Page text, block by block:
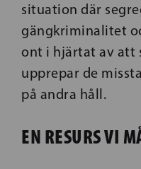
situation där
gängkriminalitet
ont i hjärtat av att
upprepar de
på andra håll.
EN RESURS VI